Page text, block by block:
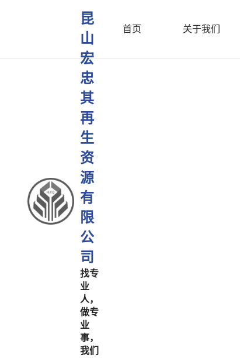
昆
山
宏
忠
其
再
生
资
源
有
限
公
司
找专
业
人，
做专
业
事，
我们
首页 关于我们